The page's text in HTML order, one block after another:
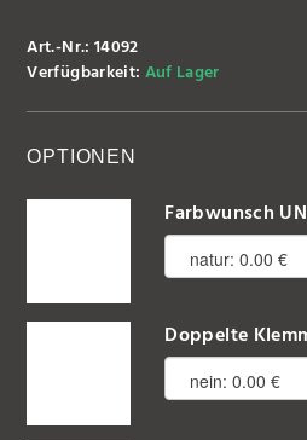
Art.-Nr.: 14092
Verfügbarkeit: Auf Lager
OPTIONEN
Farbwunsch
Doppelte